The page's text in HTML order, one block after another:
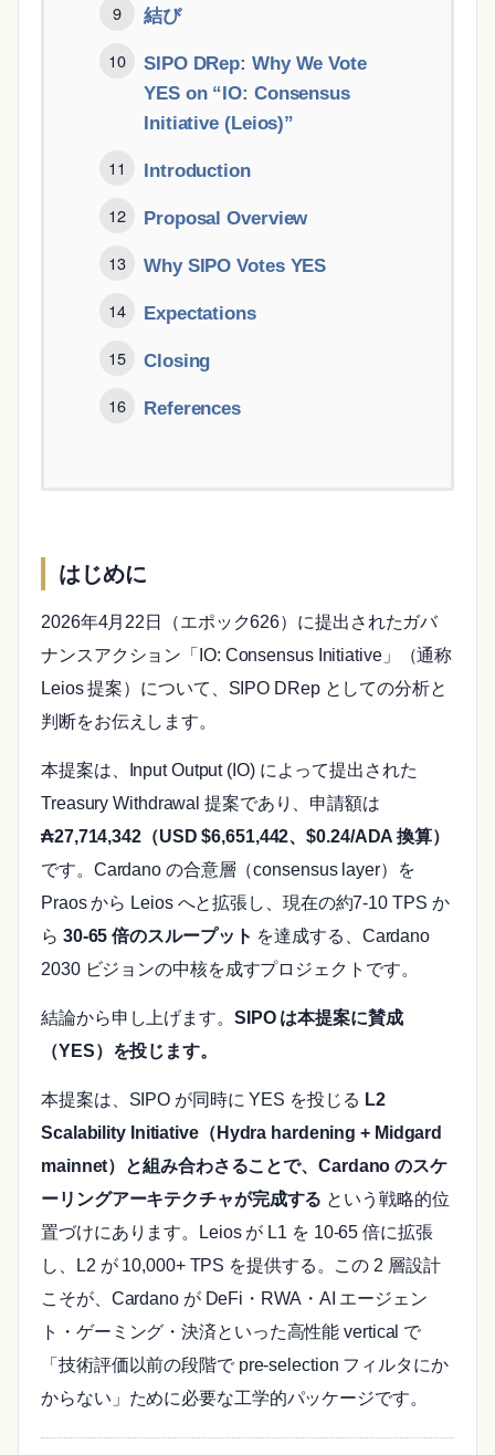
結び
SIPO DRep: Why We Vote
YES on “IO: Consensus
Initiative (Leios)”
Introduction
Proposal Overview
Why SIPO Votes YES
Expectations
Closing
References
はじめに
2026年4月22日（エポック626）に提出されたガバ
ナンスアクション「IO: Consensus Initiative」（通称
Leios 提案）について、SIPO DRep としての分析と
判断をお伝えします。
本提案は、Input Output (IO) によって提出された
Treasury Withdrawal 提案であり、申請額は
₳27,714,342（USD $6,651,442、$0.24/ADA 換算）
です。Cardano の合意層（consensus layer）を
Praos から Leios へと拡張し、現在の約7-10 TPS か
ら 30-65 倍のスループット を達成する、Cardano
2030 ビジョンの中核を成すプロジェクトです。
結論から申し上げます。 SIPO は本提案に賛成
（YES）を投じます。
本提案は、SIPO が同時に YES を投じる L2
Scalability Initiative（Hydra hardening + Midgard
mainnet）と組み合わさることで、Cardano のスケ
ーリングアーキテクチャが完成する という戦略的位
置づけにあります。Leios が L1 を 10-65 倍に拡張
し、L2 が 10,000+ TPS を提供する。この 2 層設計
こそが、Cardano が DeFi・RWA・AI エージェン
ト・ゲーミング・決済といった高性能 vertical で
「技術評価以前の段階で pre-selection フィルタにか
からない」ために必要な工学的パッケージです。